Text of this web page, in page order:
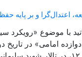
اعتدال‌گرا و بر پایه
با موضوع «رویکرد